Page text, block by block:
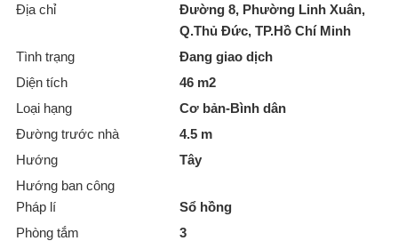
Địa chỉ
Đường 8, Phường Linh Xuân,
Q.Thủ Đức, TP.Hồ Chí Minh
Tình trạng
Đang giao dịch
Diện tích
46 m2
Loại hạng
Cơ bản-Bình dân
Đường trước nhà
4.5 m
Hướng
Tây
Hướng ban công
Pháp lí
Sổ hồng
Phòng tắm
3